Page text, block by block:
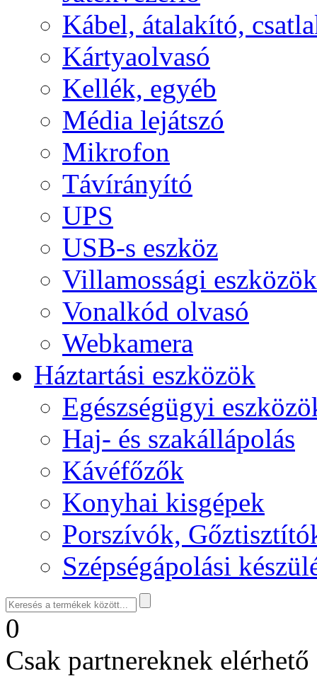
Kábel, átalakító,
Kártyaolvasó
Kellék, egyéb
Média lejátszó
Mikrofon
Távírányító
UPS
USB-s eszköz
Villamossági eszközök
Vonalkód olvasó
Webkamera
Háztartási eszközök
Egészségügyi
Haj- és szakállápolás
Kávéfőzők
Konyhai kisgépek
Porszívók,
Szépségápolási
0
Csak partnereknek